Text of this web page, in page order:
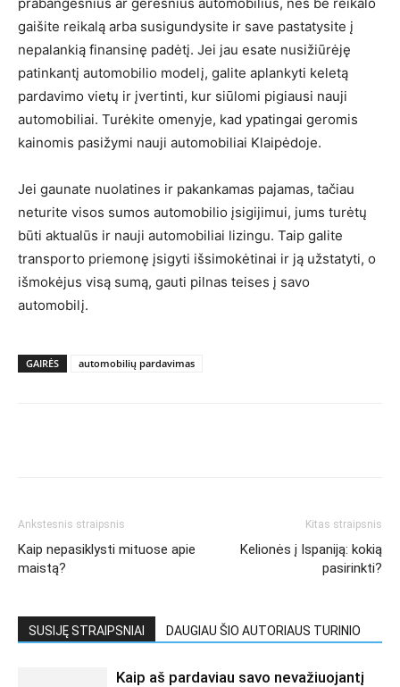
gaišite reikalą arba susigundysite ir save pastatysite į
nepalankią finansinę padėtį. Jei jau esate nusižiūrėję
patinkantį automobilio modelį, galite aplankyti keletą
pardavimo vietų ir įvertinti, kur siūlomi pigiausi nauji
automobiliai. Turėkite omenyje, kad ypatingai geromis
kainomis pasižymi nauji automobiliai Klaipėdoje.
Jei gaunate nuolatines ir pakankamas pajamas, tačiau
neturite visos sumos automobilio įsigijimui, jums turėtų
būti aktualūs ir nauji automobiliai lizingu. Taip galite
transporto priemonę įsigyti išsimokėtinai ir ją užstatyti, o
išmokėjus visą sumą, gauti pilnas teises į savo
automobilį.
GAIRĖS automobilių pardavimas
Ankstesnis straipsnis
Kaip nepasiklysti mituose apie
maistą?
Kitas straipsnis
Kelionės į Ispaniją: kokią
pasirinkti?
SUSIJĘ STRAIPSNIAI DAUGIAU ŠIO AUTORIAUS TURINIO
Kaip aš pardaviau savo nevažiuojantį